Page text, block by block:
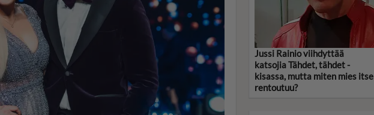
Jussi Rainio viihdyttää
katsojia Tähdet, tähdet -
kisassa, mutta miten mies itse
rentoutuu?